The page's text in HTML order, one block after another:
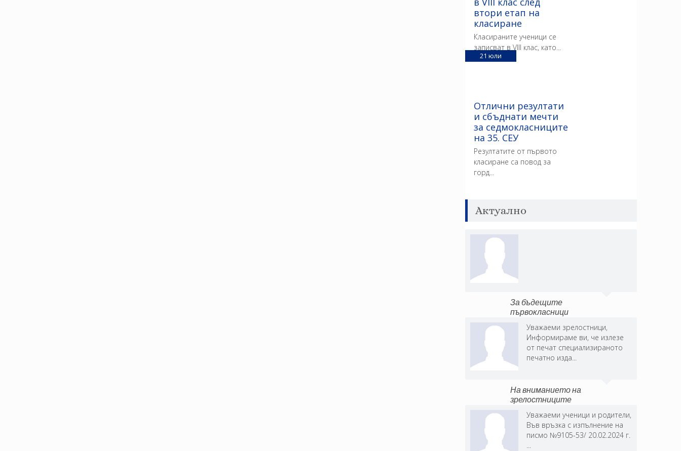
втори етап на
класиране
Класираните ученици се
записват в VIII клас, като...
21 юли
Отлични резултати
и сбъднати мечти
за седмокласниците
на 35. СЕУ
Резултатите от първото
класиране са повод за
горд...
Актуално
За бъдещите
първокласници
Уважаеми зрелостници,
Информираме ви, че излезе
от печат специализираното
печатно изда...
На вниманието на
зрелостниците
Уважаеми ученици и родители,
Във връзка с изпълнение на
писмо №9105-53/ 20.02.2024 г.
...